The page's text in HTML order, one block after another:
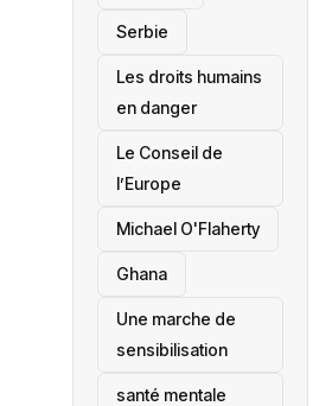
‎Serbie
Les droits humains
en danger
‎Le Conseil de
l’Europe
Michael O'Flaherty
‎Ghana
Une marche de
sensibilisation
santé mentale